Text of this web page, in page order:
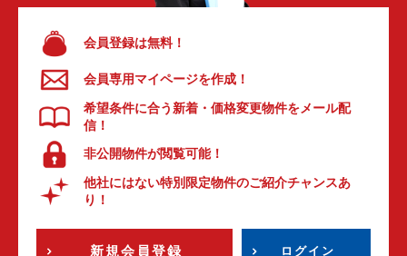
会員登録は無料！
会員専用マイページを作成！
希望条件に合う新着・価格変更物件をメール配
信！
非公開物件が閲覧可能！
他社にはない特別限定物件のご紹介チャンスあ
り！
新規会員登録 ログイン